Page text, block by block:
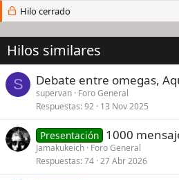
Hilo cerrado
Hilos similares
S Debate entre omegas,
supervan Foro General
Respuestas 92 13 Nov 2025
Presentación 1000
Jamakukeich Foro General
Respuestas 74 27 Abr 2026